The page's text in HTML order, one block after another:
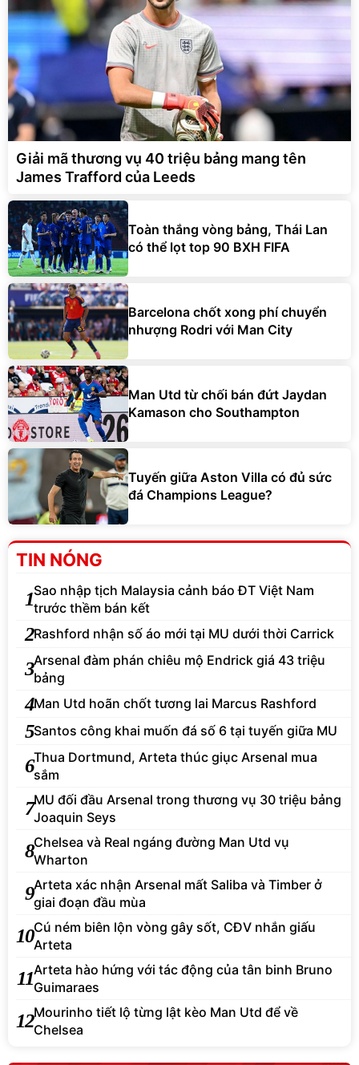
Giải mã thương vụ 40 triệu bảng mang tên
James Trafford của Leeds
Toàn thắng vòng bảng, Thái Lan
có thể lọt top 90 BXH FIFA
Barcelona chốt xong phí chuyển
nhượng Rodri với Man City
Man Utd từ chối bán đứt Jaydan
Kamason cho Southampton
Tuyến giữa Aston Villa có đủ sức
đá Champions League?
TIN NÓNG
1Sao nhập tịch Malaysia cảnh báo ĐT Việt Nam
trước thềm bán kết
2Rashford nhận số áo mới tại MU dưới thời Carrick
3Arsenal đàm phán chiêu mộ Endrick giá 43 triệu
bảng
4Man Utd hoãn chốt tương lai Marcus Rashford
5Santos công khai muốn đá số 6 tại tuyến giữa MU
6Thua Dortmund, Arteta thúc giục Arsenal mua
sắm
7MU đối đầu Arsenal trong thương vụ 30 triệu bảng
Joaquin Seys
8Chelsea và Real ngáng đường Man Utd vụ
Wharton
9Arteta xác nhận Arsenal mất Saliba và Timber ở
giai đoạn đầu mùa
10Cú ném biên lộn vòng gây sốt, CĐV nhắn giấu
Arteta
11Arteta hào hứng với tác động của tân binh Bruno
Guimaraes
12Mourinho tiết lộ từng lật kèo Man Utd để về
Chelsea